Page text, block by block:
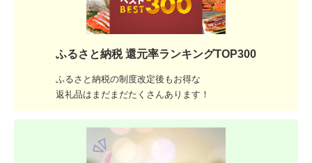
ふるさと納税 還元率ランキングTOP300
ふるさと納税の制度改定後もお得な
返礼品はまだまだたくさんあります！